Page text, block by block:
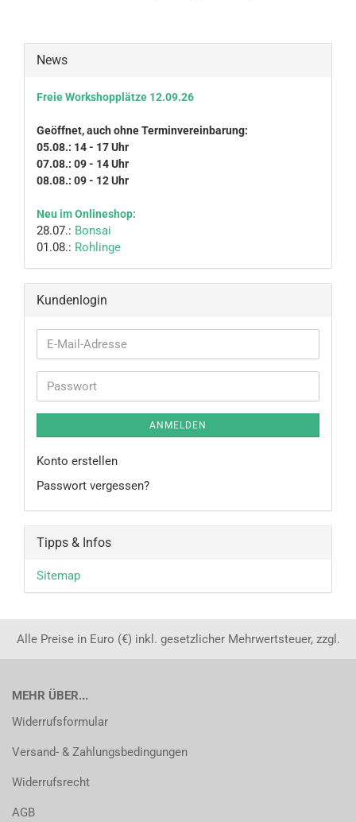
News
Freie Workshopplätze 12.09.26
Geöffnet, auch ohne Terminvereinbarung:
05.08.: 14 - 17 Uhr
07.08.: 09 - 14 Uhr
08.08.: 09 - 12 Uhr
Neu im Onlineshop:
28.07.: Bonsai
01.08.: Rohlinge
Kundenlogin
E-
Mail-
Passwort
ANMELDEN
Konto erstellen
Passwort vergessen?
Tipps & Infos
Sitemap
Alle Preise in Euro (€) inkl. gesetzlicher Mehrwertsteuer, zzgl.
MEHR ÜBER...
Widerrufsformular
Versand- & Zahlungsbedingungen
Widerrufsrecht
AGB